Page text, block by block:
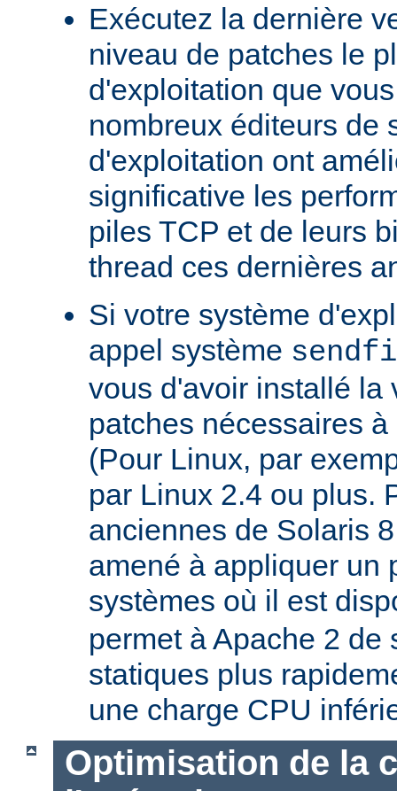
Exécutez la dernière
niveau de patches le
d'exploitation que
nombreux éditeurs de
d'exploitation ont
significative les
piles TCP et de leurs
thread ces dernières
Si votre système
appel système
vous d'avoir installé la
patches nécessaires
(Pour Linux, par
par Linux 2.4 ou plus.
anciennes de Solaris
amené à appliquer un
systèmes où il est
permet à Apache 2 de
statiques plus
une charge CPU
Optimisation de la